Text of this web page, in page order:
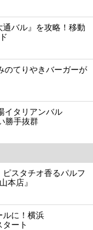
通バル』を攻略！移動
のてりやきバーガーが
イタリアンバル
勝手抜群
スタチオ香るパルフ
本店』
ルに！横浜
タート